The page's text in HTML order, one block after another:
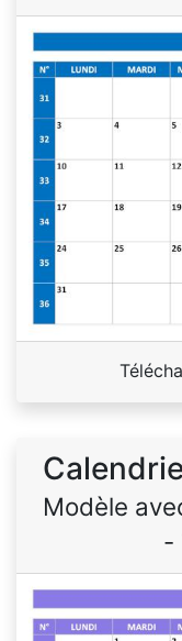
Modèle
-